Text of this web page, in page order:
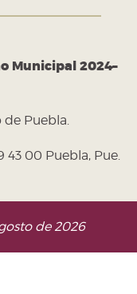
Municipal 2024–
Puebla.
43 00 Puebla, Pue.
de 2026